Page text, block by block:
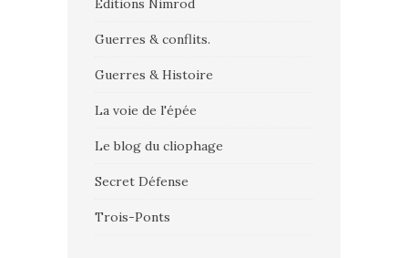
Editions Nimrod
Guerres & conflits.
Guerres & Histoire
La voie de l'épée
Le blog du cliophage
Secret Défense
Trois-Ponts